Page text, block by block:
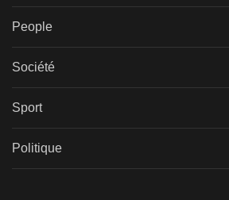
People
Société
Sport
Politique